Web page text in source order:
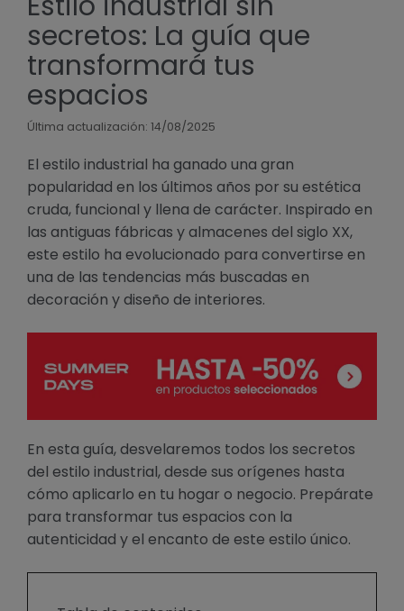
secretos: La guía que
transformará tus
espacios
Última actualización: 14/08/2025
El estilo industrial ha ganado una gran
popularidad en los últimos años por su estética
cruda, funcional y llena de carácter. Inspirado en
las antiguas fábricas y almacenes del siglo XX,
este estilo ha evolucionado para convertirse en
una de las tendencias más buscadas en
decoración y diseño de interiores.
En esta guía, desvelaremos todos los secretos
del estilo industrial, desde sus orígenes hasta
cómo aplicarlo en tu hogar o negocio. Prepárate
para transformar tus espacios con la
autenticidad y el encanto de este estilo único.